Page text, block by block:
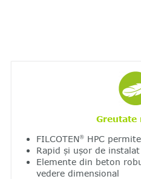
Greutate
FILCOTEN®HPC
Rapid și ușor de instalat
Elemente din beton
vedere dimensional